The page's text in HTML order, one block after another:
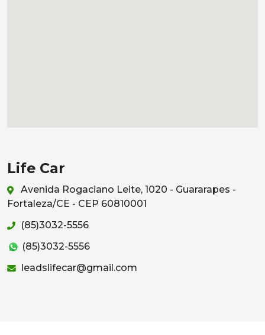
Life Car
Avenida Rogaciano Leite, 1020 - Guararapes -
Fortaleza/CE - CEP 60810001
(85)3032-5556
(85)3032-5556
leadslifecar@gmail.com